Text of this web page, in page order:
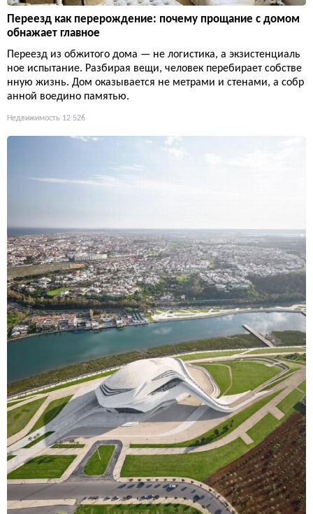
Переезд как перерождение: почему прощание с домом
обнажает главное
Переезд из обжитого дома — не логистика, а экзистенциаль
ное испытание. Разбирая вещи, человек перебирает собстве
нную жизнь. Дом оказывается не метрами и стенами, а собр
анной воедино памятью.
Недвижимость 12 526